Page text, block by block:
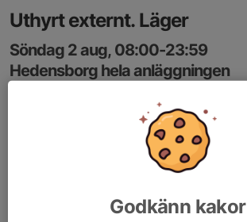
Uthyrt externt. Läger
Söndag 2 aug, 08:00-23:59
Hedensborg hela anläggningen
Godkänn kakor